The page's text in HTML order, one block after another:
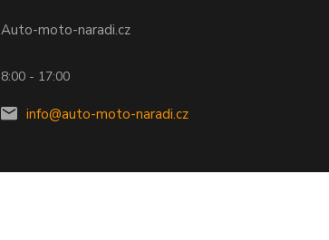
Auto-moto-naradi.cz
8:00 - 17:00
info@auto-moto-naradi.cz